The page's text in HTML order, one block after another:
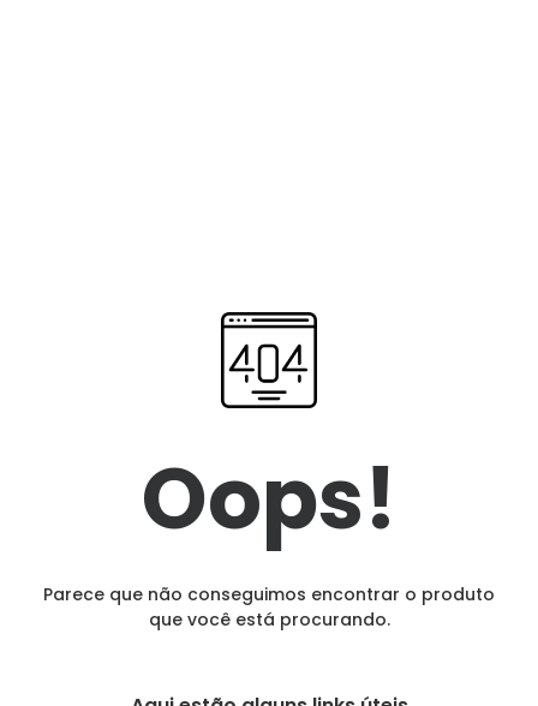
Oops!
Parece que não conseguimos encontrar o produto
que você está procurando.